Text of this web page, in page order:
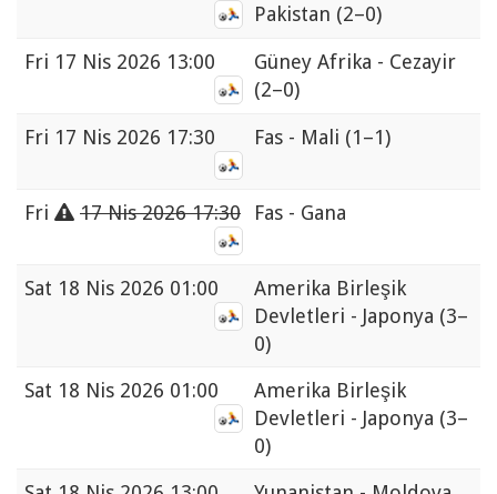
Pakistan (2–0)
Fri 17 Nis 2026 13:00
Güney Afrika - Cezayir
(2–0)
Fri 17 Nis 2026 17:30 Fas - Mali (1–1)
Fri 17 Nis 2026 17:30 Fas - Gana
Sat 18 Nis 2026 01:00
Amerika Birleşik
Devletleri - Japonya (3–
0)
Sat 18 Nis 2026 01:00
Amerika Birleşik
Devletleri - Japonya (3–
0)